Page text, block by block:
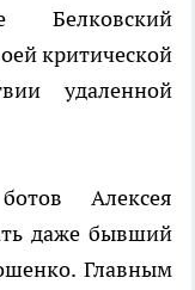
Белковский
критической
удаленной
Алексея
даже бывший
Главным